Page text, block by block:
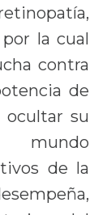
la cual
contra
de
ocultar su
mundo
de la